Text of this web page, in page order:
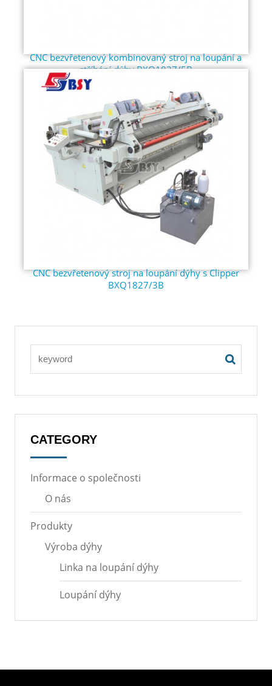
CNC bezvřetenový kombinovaný stroj na loupání a
stříhání dýhy BXQ1827/5B
CNC bezvřetenový stroj na loupání dýhy s Clipper
BXQ1827/3B
CATEGORY
Informace o společnosti
O nás
Produkty
Výroba dýhy
Linka na loupání dýhy
Loupání dýhy